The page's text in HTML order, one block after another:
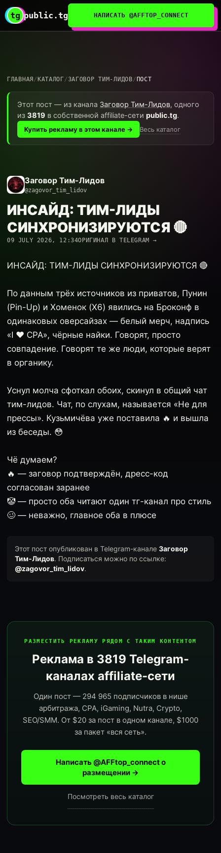
tg public.tg НАПИСАТЬ @AFFTOP_CONNECT
ГЛАВНАЯ / КАТАЛОГ/ЗАГОВОР ТИМ-ЛИДОВ/ ПОСТ
Этот пост — из канала Заговор Тим-Лидов, одного
из 3819 в собственной affiliate-сети public.tg.
Купить рекламу в этом канале → Весь каталог
Заговор Тим-Лидов
@zagovor_tim_lidov
ИНСАЙД: ТИМ-ЛИДЫ
СИНХРОНИЗИРУЮТСЯ 🔴
09 JULY 2026, 12:34ОРИГИНАЛ В TELEGRAM →
ИНСАЙД: ТИМ-ЛИДЫ СИНХРОНИЗИРУЮТСЯ 🔴
По данным трёх источников из приватов, Пунин
(Pin-Up) и Хоменок (X6) явились на Броконф в
одинаковых оверсайзах — белый мерч, надпись
«I ❤ CPA», чёрные найки. Говорят, просто
совпадение. Говорят те же люди, которые верят
в органику.
Уснул молча сфоткал обоих, скинул в общий чат
тим-лидов. Чат, по слухам, называется «Не для
прессы». Кузьмичёва уже поставила 🔥 и вышла
из беседы. 😳
Чё думаем?
🔥 — заговор подтверждён, дресс-код
согласован заранее
🤡 — просто оба читают один тг-канал про стиль
🥴 — неважно, главное оба в плюсе
Этот пост опубликован в Telegram-канале Заговор
Тим-Лидов. Подписаться можно по ссылке:
@zagovor_tim_lidov.
РАЗМЕСТИТЬ РЕКЛАМУ РЯДОМ С ТАКИМ КОНТЕНТОМ
Реклама в 3819 Telegram-
каналах affiliate-сети
Один пост — 294 965 подписчиков в нише
арбитража, CPA, iGaming, Nutra, Crypto,
SEO/SMM. От $20 за пост в одном канале, $1000
за пакет «вся сеть».
Написать @AFFtop_connect о
размещении →
Посмотреть весь каталог